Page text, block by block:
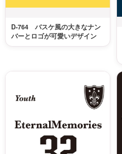
D-764 バスケ風の大きなナン
バーとロゴが可愛いデザイン